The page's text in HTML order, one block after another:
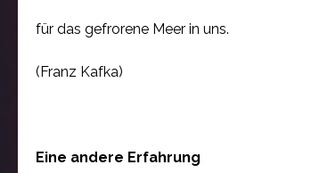
für das gefrorene Meer in uns.
(Franz Kafka)
Eine andere Erfahrung